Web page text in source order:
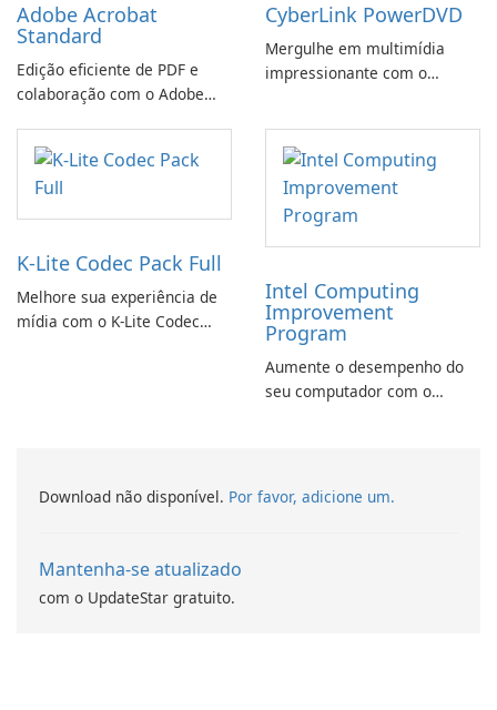
Adobe Acrobat
Standard
Edição eficiente de PDF e
colaboração com o Adobe
CyberLink PowerDVD
Mergulhe em multimídia
impressionante com o
K-Lite Codec Pack Full
Melhore sua experiência de
mídia com o K-Lite Codec
Intel Computing
Improvement
Program
Aumente o desempenho do
seu computador com o
Download não disponível. Por favor, adicione um.
Mantenha-se atualizado
com o UpdateStar gratuito.